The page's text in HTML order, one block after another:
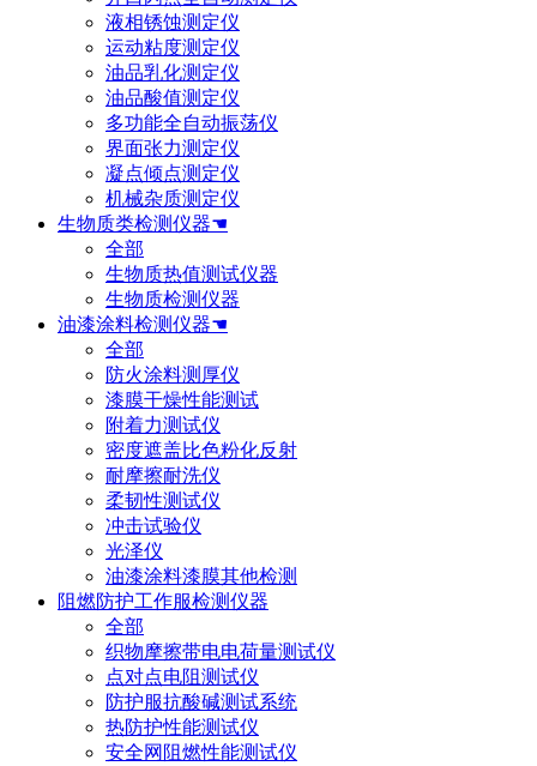
液相锈蚀测定仪
运动粘度测定仪
油品乳化测定仪
油品酸值测定仪
多功能全自动振荡仪
界面张力测定仪
凝点倾点测定仪
机械杂质测定仪
生物质类检测仪器☚
全部
生物质热值测试仪器
生物质检测仪器
油漆涂料检测仪器☚
全部
防火涂料测厚仪
漆膜干燥性能测试
附着力测试仪
密度遮盖比色粉化反射
耐摩擦耐洗仪
柔韧性测试仪
冲击试验仪
光泽仪
油漆涂料漆膜其他检测
阻燃防护工作服检测仪器
全部
织物摩擦带电电荷量测试仪
点对点电阻测试仪
防护服抗酸碱测试系统
热防护性能测试仪
安全网阻燃性能测试仪